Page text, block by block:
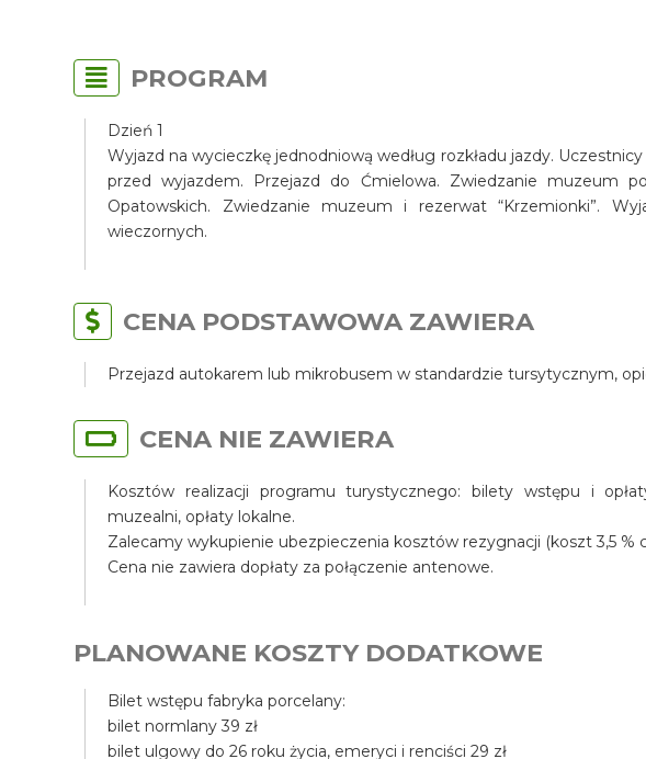
PROGRAM
Dzień 1
Wyjazd na wycieczkę jednodniową według rozkładu jazdy.
przed wyjazdem. Przejazd do Ćmielowa. Zwiedzanie muzeum
Opatowskich. Zwiedzanie muzeum i rezerwat “Krzemionki”.
wieczornych.
CENA PODSTAWOWA ZAWIERA
Przejazd autokarem lub mikrobusem w standardzie tursytycznym,
CENA NIE ZAWIERA
Kosztów realizacji programu turystycznego: bilety wstępu i
muzealni, opłaty lokalne.
Zalecamy wykupienie ubezpieczenia kosztów rezygnacji (koszt 3,5 %
Cena nie zawiera dopłaty za połączenie antenowe.
PLANOWANE KOSZTY DODATKOWE
Bilet wstępu fabryka porcelany:
bilet normlany 39 zł
bilet ulgowy do 26 roku życia, emeryci i renciści 29 zł